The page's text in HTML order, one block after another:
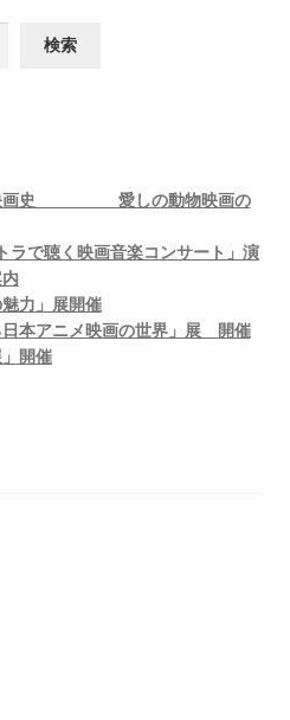
検索
映画史 愛しの動物映画の
ラで聴く映画音楽コンサート」演
力」展開催
本アニメ映画の世界」展 開催
開催